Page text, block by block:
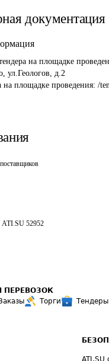
документация
на площадке
ул.Геологов, д.2
на площадке проведения: /
ATI.SU 52952
ПЕРЕВОЗОК
Торги Тендеры
ATI.SU